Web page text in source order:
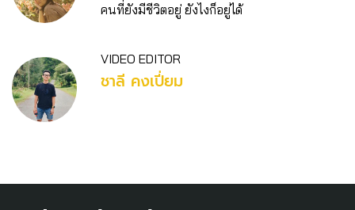
คนที่ยังมีชีวิตอยู่ ยังไงก็อยู่ได้
VIDEO EDITOR
ชาลี คงเปี่ยม